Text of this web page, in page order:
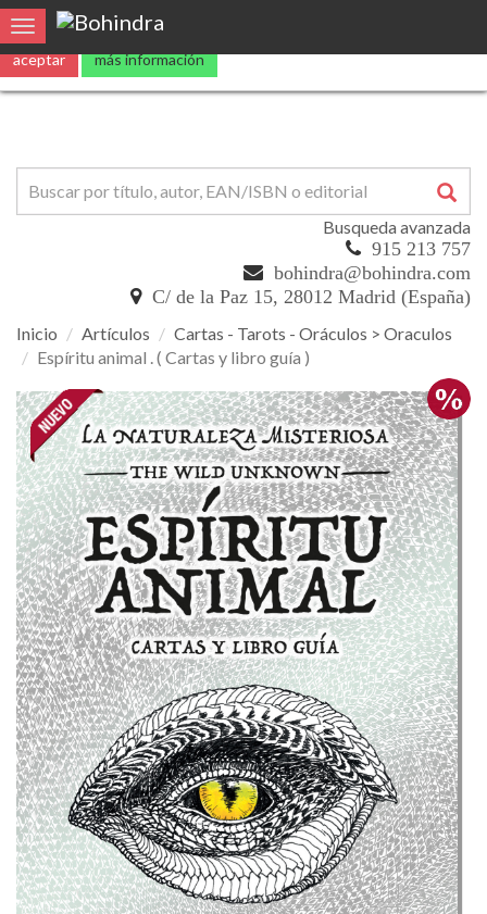
Utilizamoscookies propias y de terceros para mejorar nuestros
aceptar más información
Toggle navigation
Busqueda avanzada
915 213 757
bohindra@bohindra.com
C/ de la Paz 15, 28012 Madrid (España)
Inicio Artículos
Cartas - Tarots - Oráculos > Oraculos
Espíritu animal . ( Cartas y libro guía )
Espíritu
animal
.
(
Cartas
y
libro
guía
)